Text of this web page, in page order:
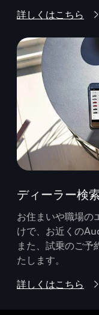
詳しくはこちら
ディーラー検
お住まいや職場の
けで、お近くの
また、試乗のご予
たします。
詳しくはこちら